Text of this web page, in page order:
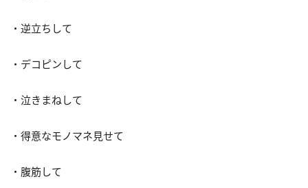
・逆立ちして
・デコピンして
・泣きまねして
・得意なモノマネ見せて
・腹筋して